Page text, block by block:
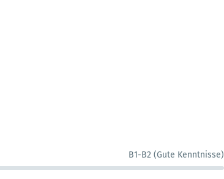
B1-B2 (Gute Kenntnisse)